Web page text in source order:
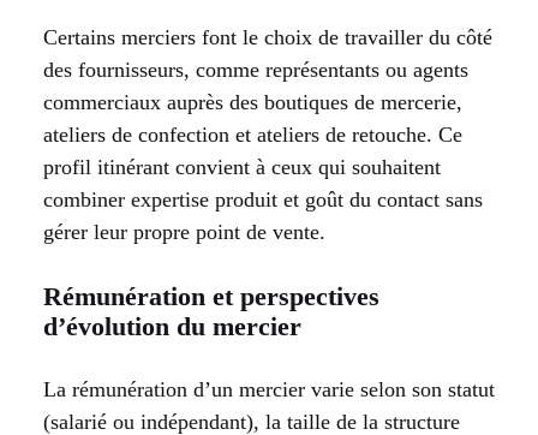
Certains merciers font le choix de travailler du côté
des fournisseurs, comme représentants ou agents
commerciaux auprès des boutiques de mercerie,
ateliers de confection et ateliers de retouche. Ce
profil itinérant convient à ceux qui souhaitent
combiner expertise produit et goût du contact sans
gérer leur propre point de vente.
Rémunération et perspectives
d’évolution du mercier
La rémunération d’un mercier varie selon son statut
(salarié ou indépendant), la taille de la structure